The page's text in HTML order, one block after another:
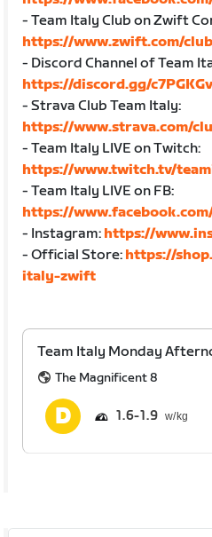
- Team Italy Club on Zwift
https://www.zwift.com/
- Discord Channel of Team
https://discord.gg/c7PGKGv
- Strava Club Team Italy:
https://www.strava.com/
- Team Italy LIVE on Twitch:
https://www.twitch.tv/
- Team Italy LIVE on FB:
https://
- Instagram: https://
- Official Store: https://
italy-zwift
Team Italy Monday
The Magnificent 8
1.6 1.9